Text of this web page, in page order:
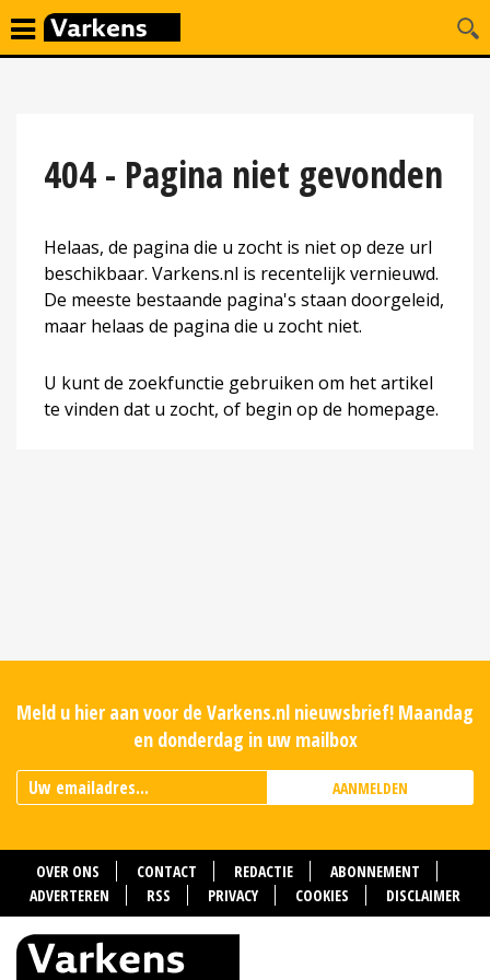
404 - Pagina niet gevonden
Helaas, de pagina die u zocht is niet op deze url
beschikbaar. Varkens.nl is recentelijk vernieuwd.
De meeste bestaande pagina's staan doorgeleid,
maar helaas de pagina die u zocht niet.
U kunt de zoekfunctie gebruiken om het artikel
te vinden dat u zocht, of begin op de homepage.
Meld u hier aan voor de Varkens.nl nieuwsbrief! Maandag
en donderdag in uw mailbox
AANMELDEN
OVER ONS CONTACT REDACTIE
ABONNEMENT
ADVERTEREN
RSS PRIVACY COOKIES DISCLAIMER